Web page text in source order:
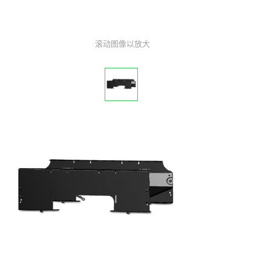
滚动图像以放大